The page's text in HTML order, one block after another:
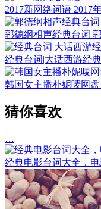
2017新网络词语 2017
郭德纲相声经典台词
经典台词|大话西游经
韩国女主播朴妮唛网
猜你喜欢
…
经典电影台词大全，电